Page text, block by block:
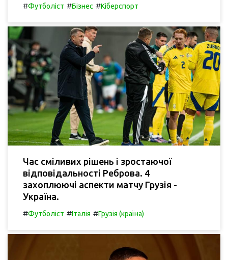
#Футболіст #Бізнес #Кіберспорт
Час сміливих рішень і зростаючої
відповідальності Реброва. 4
захоплюючі аспекти матчу Грузія -
Україна.
#Футболіст #Італія #Грузія (країна)